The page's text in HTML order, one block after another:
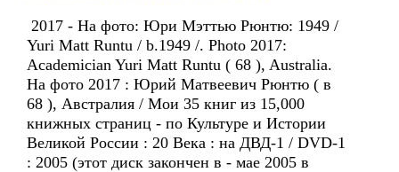
2017 - На фото: Юри Мэттью Рюнтю: 1949 /
Yuri Matt Runtu / b.1949 /. Photo 2017:
Academician Yuri Matt Runtu ( 68 ), Australia.
На фото 2017 : Юрий Матвеевич Рюнтю ( в
68 ), Австралия / Мои 35 книг из 15,000
книжных страниц - по Культуре и Истории
Великой России : 20 Века : на ДВД-1 / DVD-1
: 2005 (этот диск закончен в - мае 2005 в